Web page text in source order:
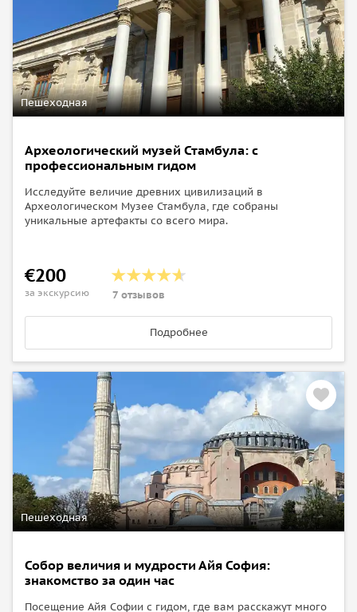
Пешеходная
Археологический музей Стамбула: с
профессиональным гидом
Исследуйте величие древних цивилизаций в
Археологическом Музее Стамбула, где собраны
уникальные артефакты со всего мира.
€200
за экскурсию 7 отзывов
Подробнее
Пешеходная
Собор величия и мудрости Айя София:
знакомство за один час
Посещение Айя Софии с гидом, где вам расскажут много